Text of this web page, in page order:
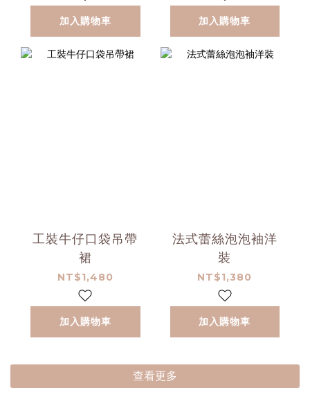
加入購物車 加入購物車
工裝牛仔口袋吊帶
裙
NT$1,480
加入購物車
法式蕾絲泡泡袖洋
裝
NT$1,380
加入購物車
查看更多